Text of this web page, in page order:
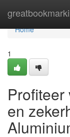
Home
Home
1
en